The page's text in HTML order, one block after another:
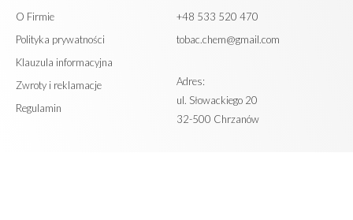
O Firmie
Polityka prywatności
Klauzula informacyjna
Zwroty i reklamacje
Regulamin
+48 533 520 470
tobac.chem@gmail.com
Adres:
ul. Słowackiego 20
32-500 Chrzanów